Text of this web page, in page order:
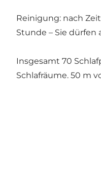
Reinigung: nach
Stunde – Sie dürfen
Insgesamt 70
Schlafräume. 50 m